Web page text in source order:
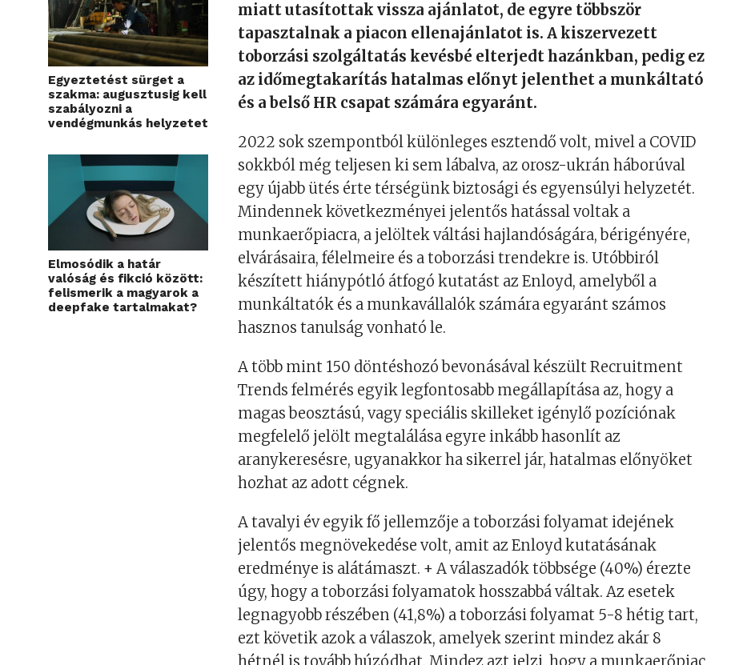
Egyeztetést sürget a
szakma: augusztusig kell
szabályozni a
vendégmunkás helyzetet
Elmosódik a határ
valóság és fikció között:
felismerik a magyarok a
deepfake tartalmakat?
miatt utasítottak vissza ajánlatot, de egyre többször
tapasztalnak a piacon ellenajánlatot is. A kiszervezett
toborzási szolgáltatás kevésbé elterjedthazánkban, pedig ez
az időmegtakarítás hatalmas előnyt jelenthet a munkáltató
és a belső HR csapat számára egyaránt.
2022 sok szempontból különleges esztendő volt, mivel a COVID
sokkból még teljesen ki sem lábalva, az orosz-ukrán háborúval
egy újabb ütés érte térségünk biztosági és egyensúlyi helyzetét.
Mindennek következményei jelentős hatással voltak a
munkaerőpiacra, a jelöltek váltási hajlandóságára, bérigényére,
elvárásaira, félelmeire és a toborzási trendekre is. Utóbbiról
készített hiánypótló átfogó kutatást az Enloyd, amelyből a
munkáltatók és a munkavállalók számára egyaránt számos
hasznos tanulság vonható le.
A több mint 150 döntéshozóbevonásával készült Recruitment
Trends felmérés egyik legfontosabb megállapítása az, hogy a
magas beosztású, vagy speciális skilleket igénylő pozíciónak
megfelelő jelölt megtalálása egyre inkább hasonlít az
aranykeresésre, ugyanakkor ha sikerrel jár, hatalmas előnyöket
hozhat az adott cégnek.
A tavalyi év egyik fő jellemzője a toborzási folyamat idejének
jelentős megnövekedése volt, amit az Enloyd kutatásának
eredménye is alátámaszt. + A válaszadók többsége (40%) érezte
úgy, hogy a toborzási folyamatok hosszabbá váltak. Az esetek
legnagyobb részében (41,8%) a toborzási folyamat 5-8 hétig tart,
ezt követik azok aválaszok, amelyek szerint mindez akár 8